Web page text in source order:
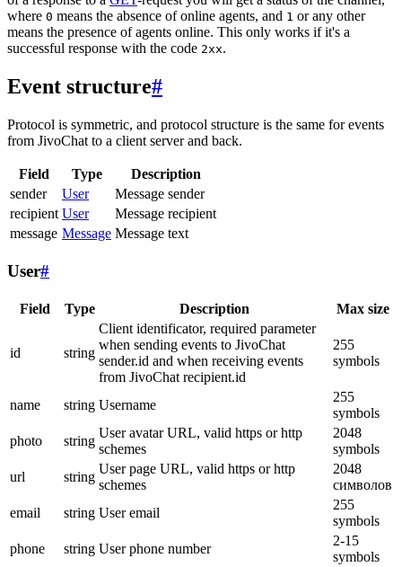
where 0 means the absence of online agents, and 1 or any other
means the presence of agents online. This only works if it's a
successful response with the code 2xx.
Event structure#
Protocol is symmetric, and protocol structure is the same for events
from JivoChat to a client server and back.
Field Type
Description
sender
User
Message sender
recipient User
Message recipient
message Message Message text
User#
Field Type Description Max size
id string
Client identificator, required parameter
when sending events to JivoChat
sender.id and when receiving events
from JivoChat recipient.id
255
symbols
name string Username
255
symbols
photo
string
User avatar URL, valid https or http
schemes
2048
symbols
url
string
User page URL, valid https or http
schemes
2048
символов
email
string User email
255
symbols
phone
string User phone number
2-15
symbols